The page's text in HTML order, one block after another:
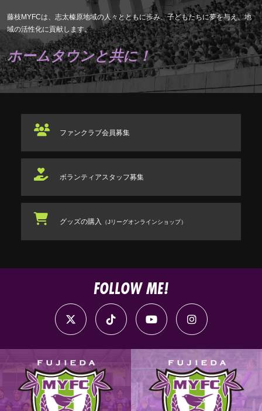
藤枝MYFCは、志太榛原地域の人々とともに歩み、子どもたちに夢を与え、地
域の活性化に貢献します。
ホームタウンと共に！
ファンクラブ会員募集
ボランティアスタッフ募集
グッズの購入 （Jリーグオンラインショップ）
FOLLOW ME!